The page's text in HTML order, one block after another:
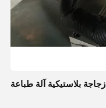
600KG جرة الزجاج آلة وسم 2000mm زجاجة بلاستيكية آلة طباعة